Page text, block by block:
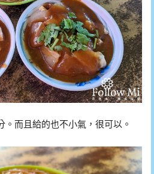
。而且給的也不小氣，很可以。